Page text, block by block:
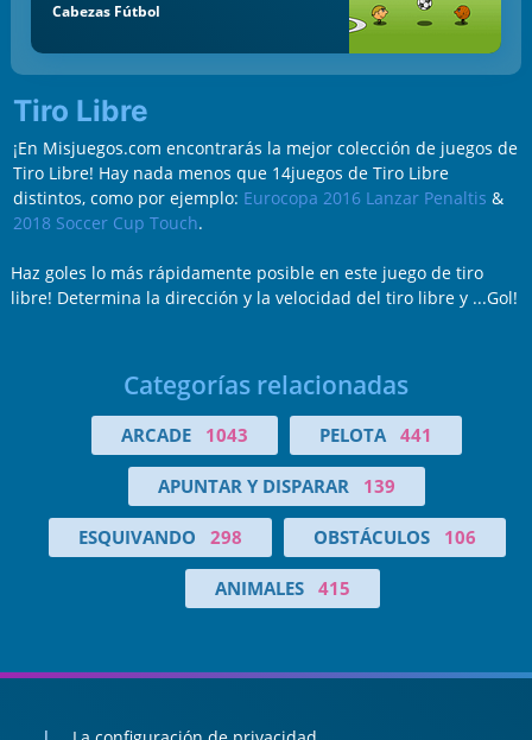
Cabezas Fútbol
Tiro Libre
¡En Misjuegos.com encontrarás la mejor colección de juegos de
Tiro Libre! Hay nada menos que 14juegos de Tiro Libre
distintos, como por ejemplo: Eurocopa 2016 Lanzar Penaltis &
2018 Soccer Cup Touch.
Haz goles lo más rápidamente posible en este juego de tiro
libre! Determina la dirección y la velocidad del tiro libre y ...Gol!
Categorías relacionadas
ARCADE 1043 PELOTA 441
APUNTAR Y DISPARAR 139
ESQUIVANDO 298 OBSTÁCULOS 106
ANIMALES 415